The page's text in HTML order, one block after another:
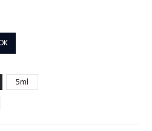
R$99,90
5ml